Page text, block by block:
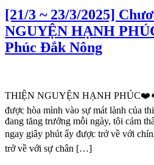
[21/3 ~ 23/3/2025]
NGUYỆN HẠNH
Phúc Đắk Nông
THIỆN NGUYỆN HẠNH
được hòa mình vào sự mát lành của
đang tăng trưởng mỗi ngày, tôi cảm
ngay giây phút ấy được trở về với
trở về với sự chân […]